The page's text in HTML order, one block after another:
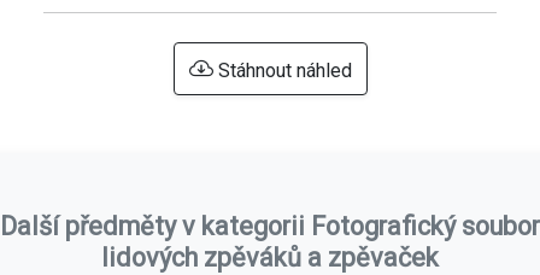
Stáhnout náhled
Další předměty v kategorii Fotografický soubor
lidových zpěváků a zpěvaček